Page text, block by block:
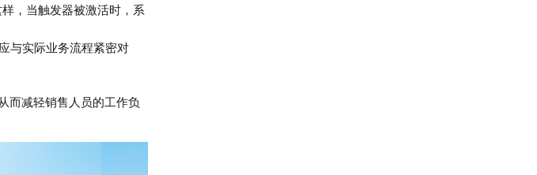
，当触发器被激活时，系
与实际业务流程紧密对
而减轻销售人员的工作负